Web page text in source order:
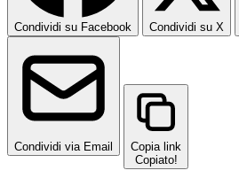
Condividi su Facebook Condividi su X
Condividi via Email
Copia link
Copiato!